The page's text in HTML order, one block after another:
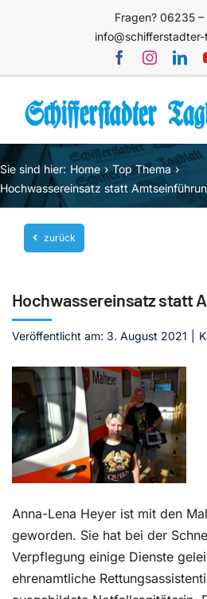
Fragen? 06235
Home
Themen
Blog
Unternehmen
Mediathek
Kontakt
Sie sind hier: Home
Top Thema
Hochwassereinsatz statt
zurück
Hochwassereinsatz statt
Veröffentlicht am: 3. August 2021
Anna-Lena Heyer ist mit den
geworden. Sie hat bei der
Verpflegung einige Dienste
ehrenamtliche